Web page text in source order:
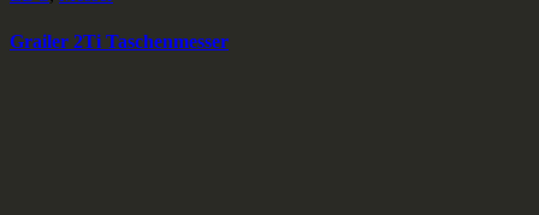
Grailer 2Ti Taschenmesser